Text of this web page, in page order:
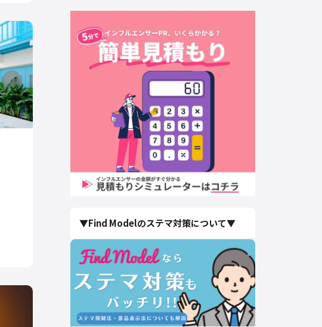
▼Find Modelのステマ対策について▼